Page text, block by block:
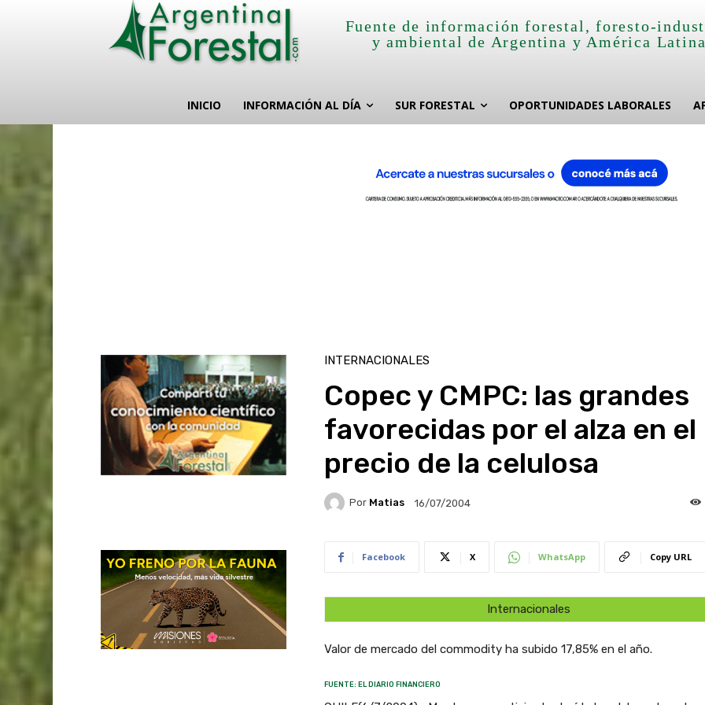
Fuente de información forestal, foresto-
y ambiental de Argentina y América
INICIO INFORMACIÓN AL DÍA SUR FORESTAL OPORTUNIDADES LABORALES
INTERNACIONALES
Copec y CMPC: las grandes
favorecidas por el alza en el
precio de la celulosa
Por Matias 16/07/2004
Facebook X WhatsApp Copy URL
Internacionales
Valor de mercado del commodity ha subido 17,85% en el año.
FUENTE: EL DIARIO FINANCIERO